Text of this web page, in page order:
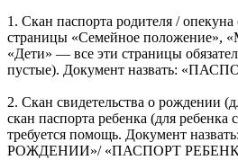
1. Скан паспорта родителя /
страницы «Семейное положение»,
«Дети» — все эти страницы
пустые). Документ назвать:
2. Скан свидетельства о рождении
скан паспорта ребенка (для ребенка
требуется помощь. Документ
РОЖДЕНИИ»/ «ПАСПОРТ